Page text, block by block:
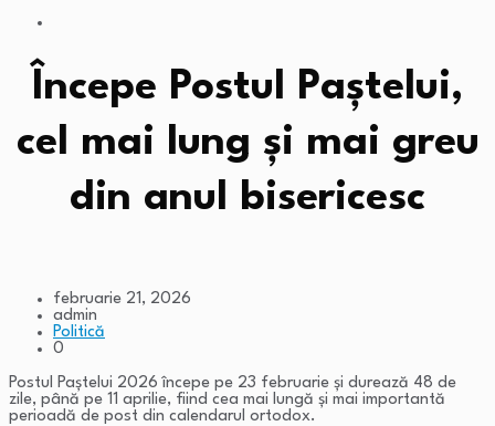
Începe Postul Paștelui,
cel mai lung și mai greu
din anul bisericesc
februarie 21, 2026
admin
Politică
0
Postul Paștelui 2026 începe pe 23 februarie și durează 48 de
zile, până pe 11 aprilie, fiind cea mai lungă și mai importantă
perioadă de post din calendarul ortodox.